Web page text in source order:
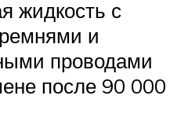
жидкость с
и
проводами
после 90 000